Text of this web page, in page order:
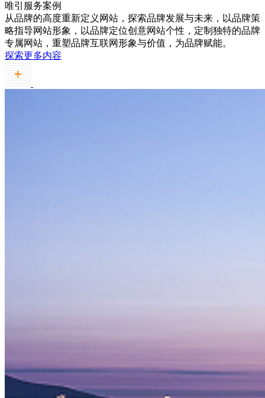
唯引服务案例
从品牌的高度重新定义网站，探索品牌发展与未来，以品牌策
略指导网站形象，以品牌定位创意网站个性，定制独特的品牌
专属网站，重塑品牌互联网形象与价值，为品牌赋能。
探索更多内容